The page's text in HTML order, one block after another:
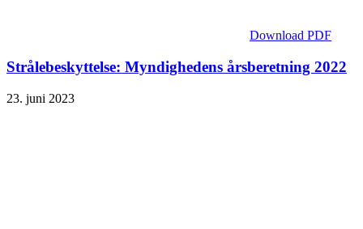
Download PDF
Strålebeskyttelse: Myndighedens årsberetning 2022
23. juni 2023